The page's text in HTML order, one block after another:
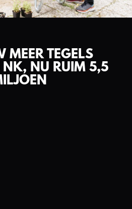
MEER TEGELS
NK, NU RUIM 5,5